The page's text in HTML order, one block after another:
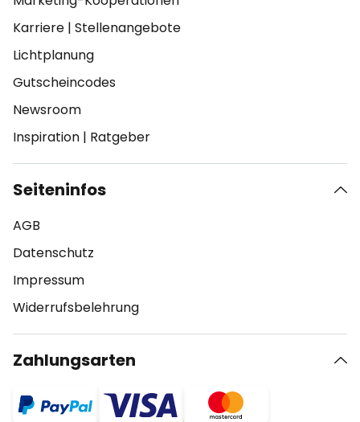
Karriere | Stellenangebote
Lichtplanung
Gutscheincodes
Newsroom
Inspiration | Ratgeber
Seiteninfos
AGB
Datenschutz
Impressum
Widerrufsbelehrung
Zahlungsarten